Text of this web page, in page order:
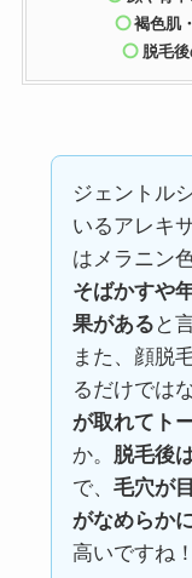
褐色肌
脱毛
ジェントル
いるアレキ
はメラニン
そばかすや
果がある と
また、顔脱
るだけではな
が取れてト
か。 脱毛後
で、 毛穴が
がなめらか
高いですね！